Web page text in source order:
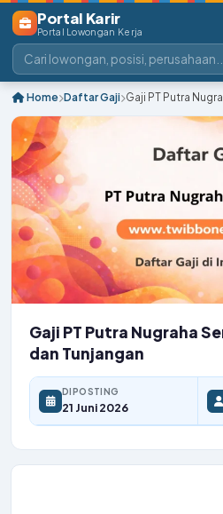
Portal Karir
Portal Lowongan Kerja
Home Daftar Gaji Gaji PT Putra
Gaji PT Putra Nugraha
dan Tunjangan
DIPOSTING
21 Juni 2026